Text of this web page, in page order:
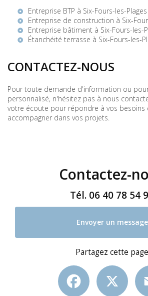
Entreprise BTP à Six-Fours-les-Plages
Entreprise de construction à Six-
Entreprise bâtiment à Six-Fours-les-
Étanchéité terrasse à Six-Fours-les-
CONTACTEZ-NOUS
Pour toute demande d'information ou
personnalisé, n'hésitez pas à nous
votre écoute pour répondre à vos besoins
accompagner dans vos projets.
Contactez-
Tél. 06 40 78 54
Envoyer un message
Partagez cette page
Facebook